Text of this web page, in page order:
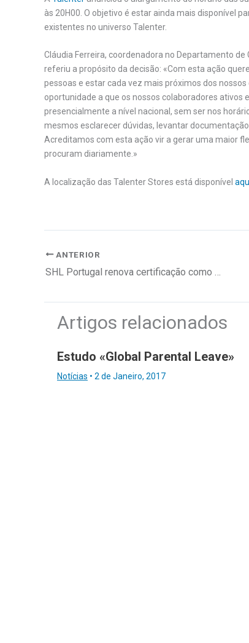
às 20H00. O objetivo é estar ainda mais disponível
existentes no universo Talenter.
Cláudia Ferreira, coordenadora no Departamento
referiu a propósito da decisão: «Com esta ação
pessoas e estar cada vez mais próximos dos
oportunidade a que os nossos colaboradores
presencialmente a nível nacional, sem ser nos
mesmos esclarecer dúvidas, levantar
Acreditamos com esta ação vir a gerar uma maior
procuram diariamente.»
A localização das Talenter Stores está disponível
ANTERIOR
Artigos relacionados
Estudo «Global Parental Leave»
Notícias • 2 de Janeiro, 2017